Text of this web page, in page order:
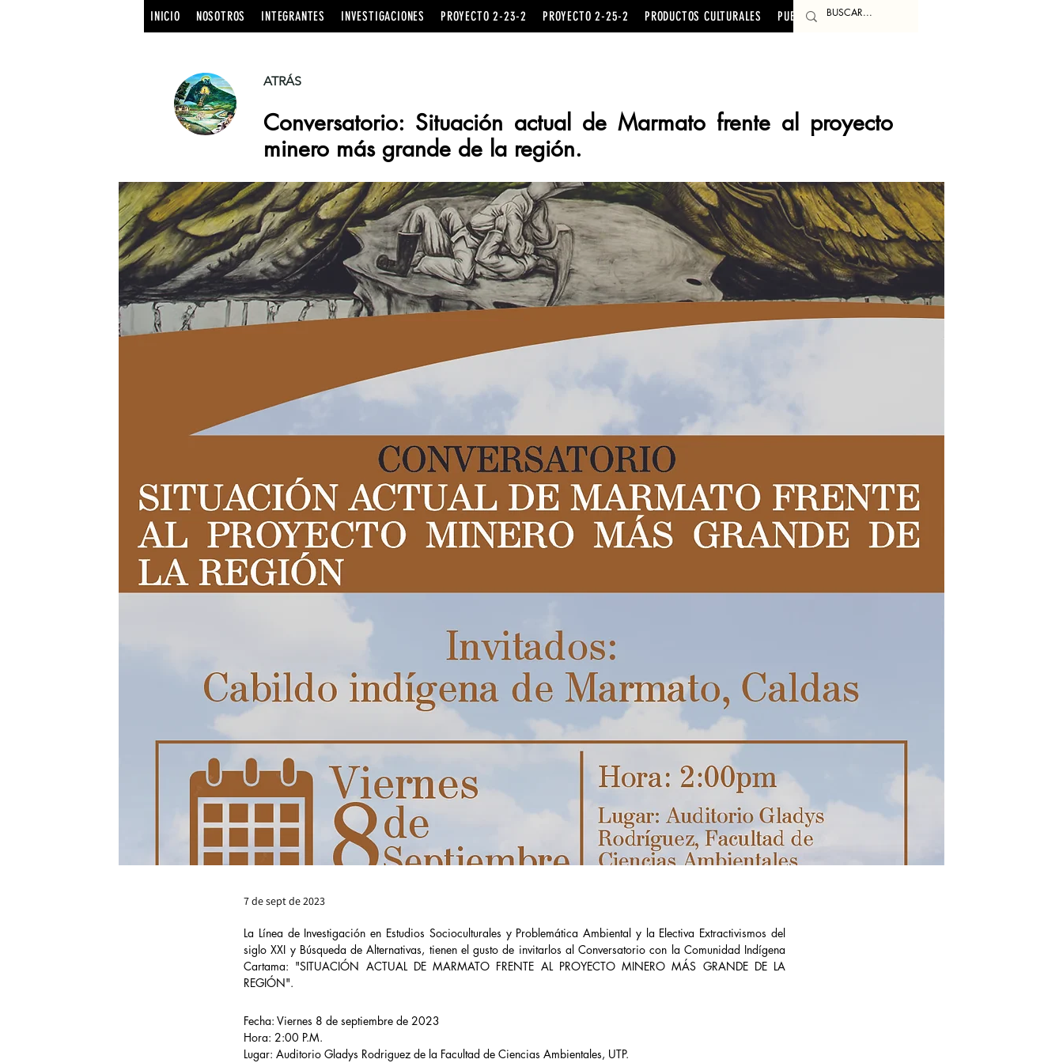
INICIO NOSOTROS INTEGRANTES INVESTIGACIONES PROYECTO 2-23-2 PROYECTO 2-25-2 PRODUCTOS CULTURALES PUBLICACIONES
ATRÁS
Conversatorio: Situación actual de Marmato frente al proyecto
minero más grande de la región.
7 de sept de 2023
La Línea de Investigación en Estudios Socioculturales y Problemática Ambiental y la Electiva Extractivismos del
siglo XXI y Búsqueda de Alternativas, tienen el gusto de invitarlos al Conversatorio con la Comunidad Indígena
Cartama: "SITUACIÓN ACTUAL DE MARMATO FRENTE AL PROYECTO MINERO MÁS GRANDE DE LA
REGIÓN".
Fecha: Viernes 8 de septiembre de 2023
Hora: 2:00 P.M.
Lugar: Auditorio Gladys Rodriguez de la Facultad de Ciencias Ambientales, UTP.